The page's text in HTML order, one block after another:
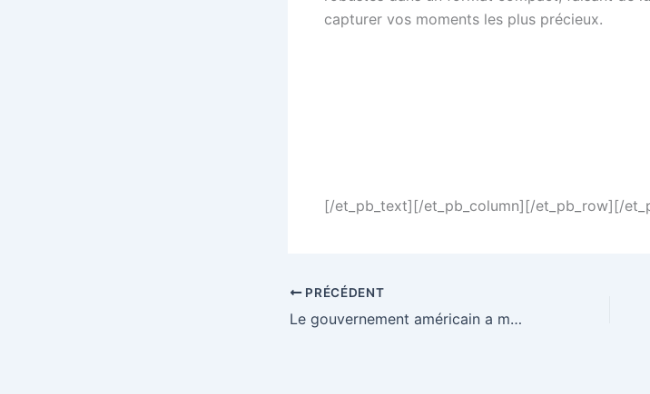
capturer vos moments les plus précieux.
[/et_pb_text][/et_pb_column][/et_pb_row][/
PRÉCÉDENT
Le gouvernement américain a montré à quel point il est facile de pirater les drones fabriqués par Parrot